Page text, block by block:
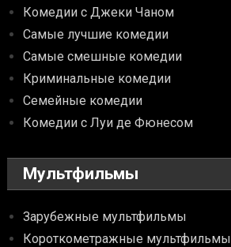
Комедии с Джеки Чаном
Самые лучшие комедии
Самые смешные комедии
Криминальные комедии
Семейные комедии
Комедии с Луи де Фюнесом
Мультфильмы
Зарубежные мультфильмы
Короткометражные мультфильмы